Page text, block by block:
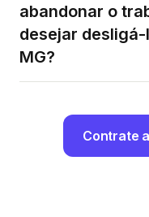
abandonar o
desejar
MG?
Contrate